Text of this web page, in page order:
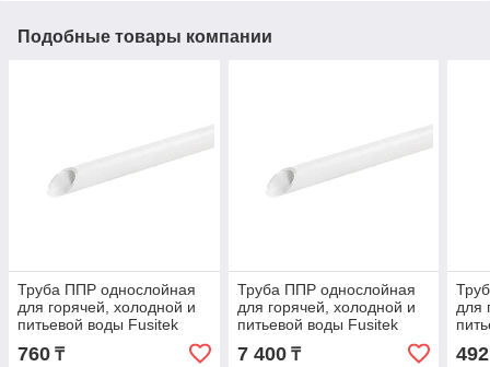
Подобные товары компании
Труба ППР однослойная
для горячей, холодной и
питьевой воды Fusitek
760 ₸
Труба ППР однослойная
для горячей, холодной и
питьевой воды Fusitek
7 400₸
для
492